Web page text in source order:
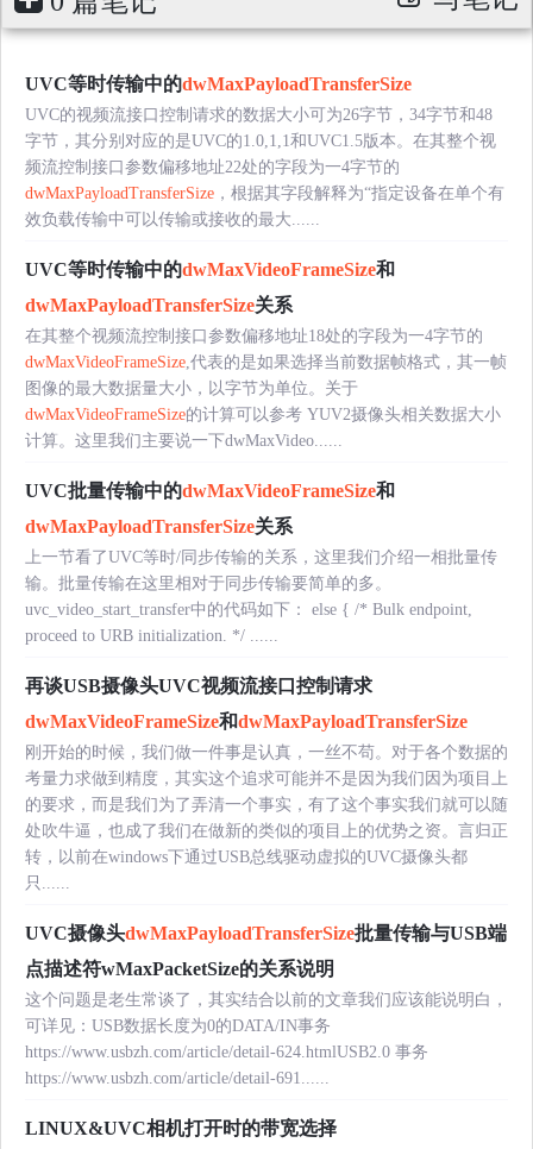
UVC等时传输中的dwMaxPayloadTransferSize
UVC的视频流接口控制请求的数据大小可为26字节，34字节和48
字节，其分别对应的是UVC的1.0,1,1和UVC1.5版本。在其整个视
频流控制接口参数偏移地址22处的字段为一4字节的
dwMaxPayloadTransferSize ，根据其字段解释为“指定设备在单个有
效负载传输中可以传输或接收的最大......
UVC等时传输中的dwMaxVideoFrameSize和
dwMaxPayloadTransferSize关系
在其整个视频流控制接口参数偏移地址18处的字段为一4字节的
dwMaxVideoFrameSize,代表的是如果选择当前数据帧格式，其一帧
图像的最大数据量大小，以字节为单位。关于
dwMaxVideoFrameSize的计算可以参考 YUV2摄像头相关数据大小
计算。这里我们主要说一下dwMaxVideo......
UVC批量传输中的dwMaxVideoFrameSize和
dwMaxPayloadTransferSize关系
上一节看了UVC等时/同步传输的关系，这里我们介绍一相批量传
输。批量传输在这里相对于同步传输要简单的多。
uvc_video_start_transfer中的代码如下： else { /* Bulk endpoint,
proceed to URB initialization. */ ......
再谈USB摄像头UVC视频流接口控制请求
dwMaxVideoFrameSize和dwMaxPayloadTransferSize
刚开始的时候，我们做一件事是认真，一丝不苟。对于各个数据的
考量力求做到精度，其实这个追求可能并不是因为我们因为项目上
的要求，而是我们为了弄清一个事实，有了这个事实我们就可以随
处吹牛逼，也成了我们在做新的类似的项目上的优势之资。言归正
转，以前在windows下通过USB总线驱动虚拟的UVC摄像头都
只......
UVC摄像头dwMaxPayloadTransferSize批量传输与USB端
点描述符wMaxPacketSize的关系说明
这个问题是老生常谈了，其实结合以前的文章我们应该能说明白，
可详见：USB数据长度为0的DATA/IN事务
https://www.usbzh.com/article/detail-624.htmlUSB2.0 事务
https://www.usbzh.com/article/detail-691......
LINUX&UVC相机打开时的带宽选择